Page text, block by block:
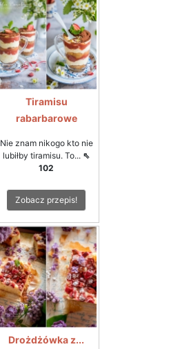
Tiramisu
rabarbarowe
Nie znam nikogo kto nie
lubiłby tiramisu. To... ⇖
102
Zobacz przepis!
Drożdżówka z...